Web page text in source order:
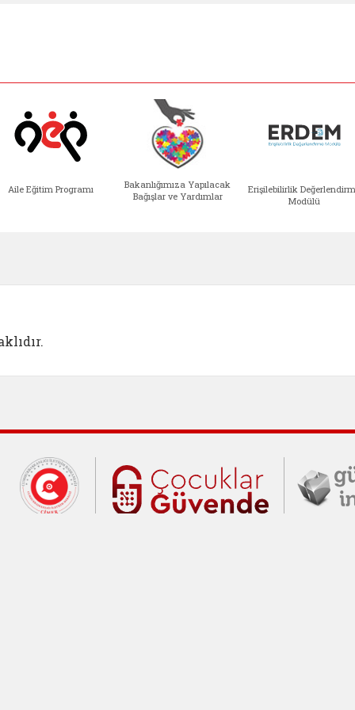
Aile Eğitim Programı
Bakanlığımıza Yapılacak
Bağışlar ve Yardımlar
Erişilebilirlik
Modülü
Cumhurbaşkanlığı İletişim Merkezi
Çocuklar